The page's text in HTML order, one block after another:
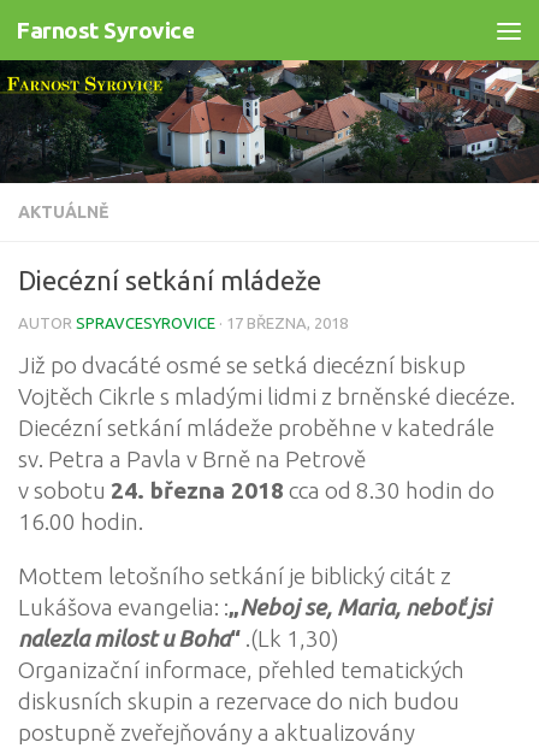
Skip to content
Farnost Syrovice
AKTUÁLNĚ
Diecézní setkání mládeže
AUTOR SPRAVCESYROVICE · 17 BŘEZNA, 2018
Již po dvacáté osmé se setká diecézní biskup
Vojtěch Cikrle s mladými lidmi z brněnské diecéze.
Diecézní setkání mládeže proběhne v katedrále
sv. Petra a Pavla v Brně na Petrově
v sobotu 24. března 2018 cca od 8.30 hodin do
16.00 hodin.
Mottem letošního setkání je biblický citát z
Lukášova evangelia: :„Neboj se, Maria, neboť jsi
nalezla milost u Boha“ .(Lk 1,30)
Organizační informace, přehled tematických
diskusních skupin a rezervace do nich budou
postupně zveřejňovány a aktualizovány